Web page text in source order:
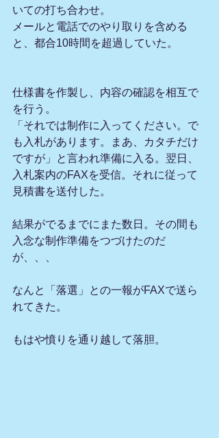
いての打ち合わせ。
メールと電話でのやり取りを含める
と、都合10時間を超過していた。
仕様書を作製し、内容の確認を相互で
を行う。
「それでは制作に入ってください。で
も入札があります。まあ、カタチだけ
ですが」と言われ準備に入る。翌日、
入札案内のFAXを受信。それに従って
見積書を送付した。
結果がでるまでにまた数日。その間も
入念な制作準備をつづけたのだ
が、、、
なんと「落選」との一報がFAXで送ら
れてきた。
もはや憤りを通り越して落胆。